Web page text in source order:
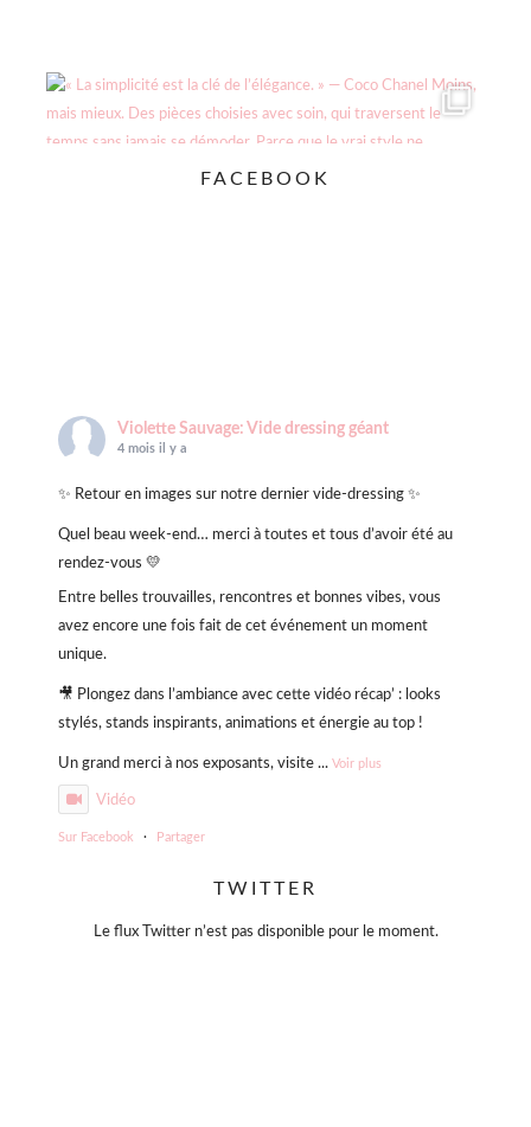
FACEBOOK
Violette Sauvage: Vide dressing géant
4 mois il y a
✨ Retour en images sur notre dernier vide-dressing ✨
Quel beau week-end… merci à toutes et tous d’avoir été au
rendez-vous 💛
Entre belles trouvailles, rencontres et bonnes vibes, vous
avez encore une fois fait de cet événement un moment
unique.
🎥 Plongez dans l’ambiance avec cette vidéo récap’ : looks
stylés, stands inspirants, animations et énergie au top !
Un grand merci à nos exposants, visite ... Voir plus
Vidéo
Sur Facebook · Partager
4 mois il y a
TWITTER
Le flux Twitter n’est pas disponible pour le moment.